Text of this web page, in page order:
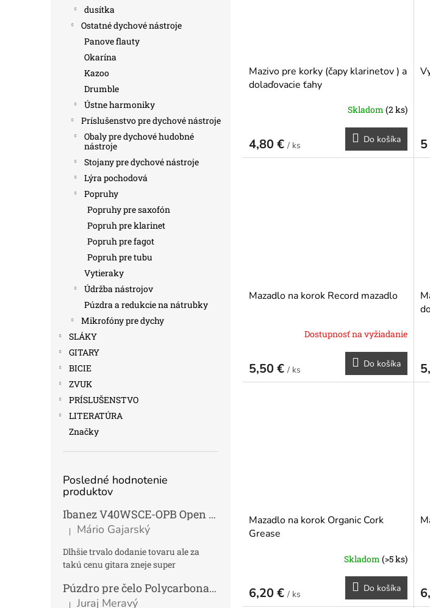
dusítka
Ostatné dychové nástroje
Panove flauty
Okarína
Kazoo
Drumble
Ústne harmoniky
Príslušenstvo pre dychové nástroje
Obaly pre dychové hudobné
nástroje
Stojany pre dychové nástroje
Lýra pochodová
Popruhy
Popruhy pre saxofón
Popruh pre klarinet
Popruh pre fagot
Popruh pre tubu
Vytieraky
Údržba nástrojov
Púzdra a redukcie na nátrubky
Mikrofóny pre dychy
SLÁKY
GITARY
BICIE
ZVUK
PRÍSLUŠENSTVO
LITERATÚRA
Značky
Posledné hodnotenie
produktov
Ibanez V40WSCE-OPB Open Pore Brown Elektroakustická gitara Dreadnought
Hodnotenie produktu je 4 z 5 hviezdičiek.
| Mário Gajarský
Dlhšie trvalo dodanie tovaru ale za
takú cenu gitara zneje super
Púzdro pre čelo Polycarbonat FUN Tmavo modré
| Juraj Meravý
Mazivo pre korky (čapy klarinetov ) a
dolaďovacie ťahy
Skladom (2 ks)
4,80 € / ks
Do košíka
Mazadlo na korok Record mazadlo
Dostupnosť na vyžiadanie
5,50 € / ks
Do košíka
Mazadlo na korok Organic Cork
Grease
Skladom (>5 ks)
6,20 € / ks
Do košíka